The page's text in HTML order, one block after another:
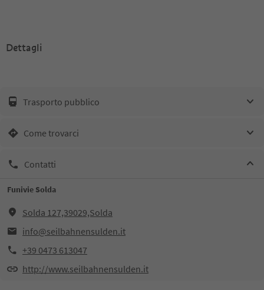
Dettagli
Trasporto pubblico
Come trovarci
Contatti
Funivie Solda
Solda 127,39029,Solda
info@seilbahnensulden.it
+39 0473 613047
http://www.seilbahnensulden.it